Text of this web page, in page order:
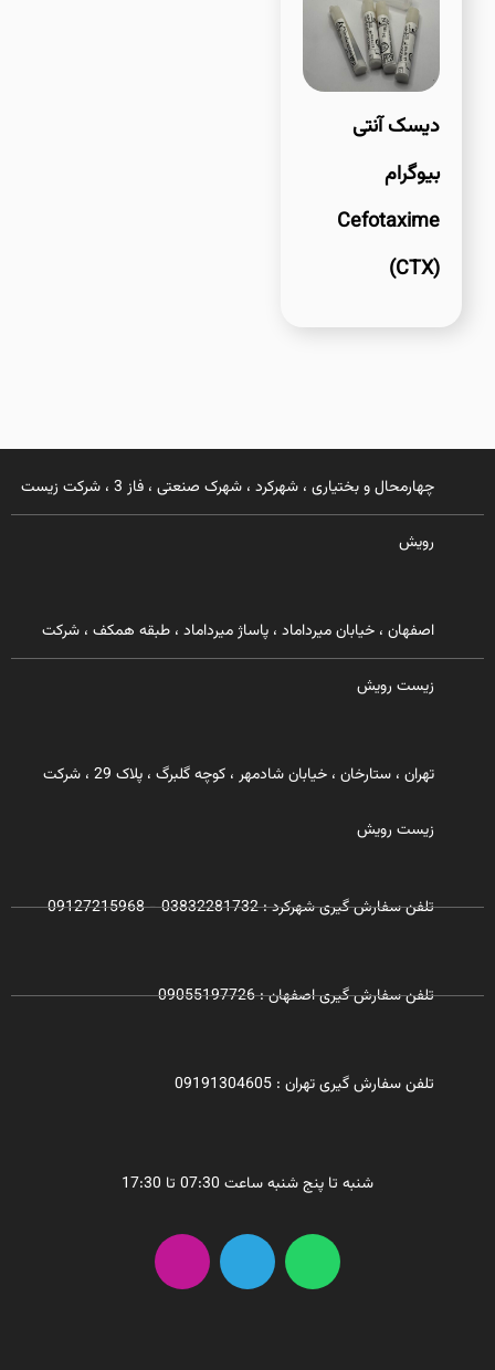
دیسک آنتی
بیوگرام
Cefotaxime
(CTX)
چهارمحال و بختیاری ، شهرکرد ، شهرک صنعتی ، فاز 3 ، شرکت زیست
رویش
اصفهان ، خیابان میرداماد ، پاساژ میرداماد ، طبقه همکف ، شرکت
زیست رویش
تهران ، ستارخان ، خیابان شادمهر ، کوچه گلبرگ ، پلاک 29 ، شرکت
زیست رویش
تلفن سفارش گیری شهرکرد : 03832281732 - 09127215968
تلفن سفارش گیری اصفهان : 09055197726
تلفن سفارش گیری تهران : 09191304605
شنبه تا پنج شنبه ساعت 07:30 تا 17:30
W
h
a
T
l
I
n
s